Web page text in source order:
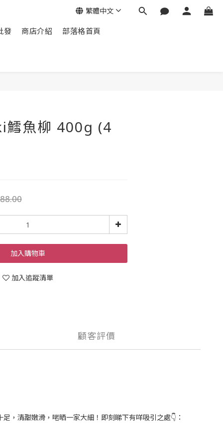
發 商店介紹 部落格首頁
繁體中文
鱈魚柳 400g (4
加入購物車
加入追蹤清單
顧客評價
，清甜嫩滑，啱晒一家大細！即刻睇下有咩吸引之處👇：